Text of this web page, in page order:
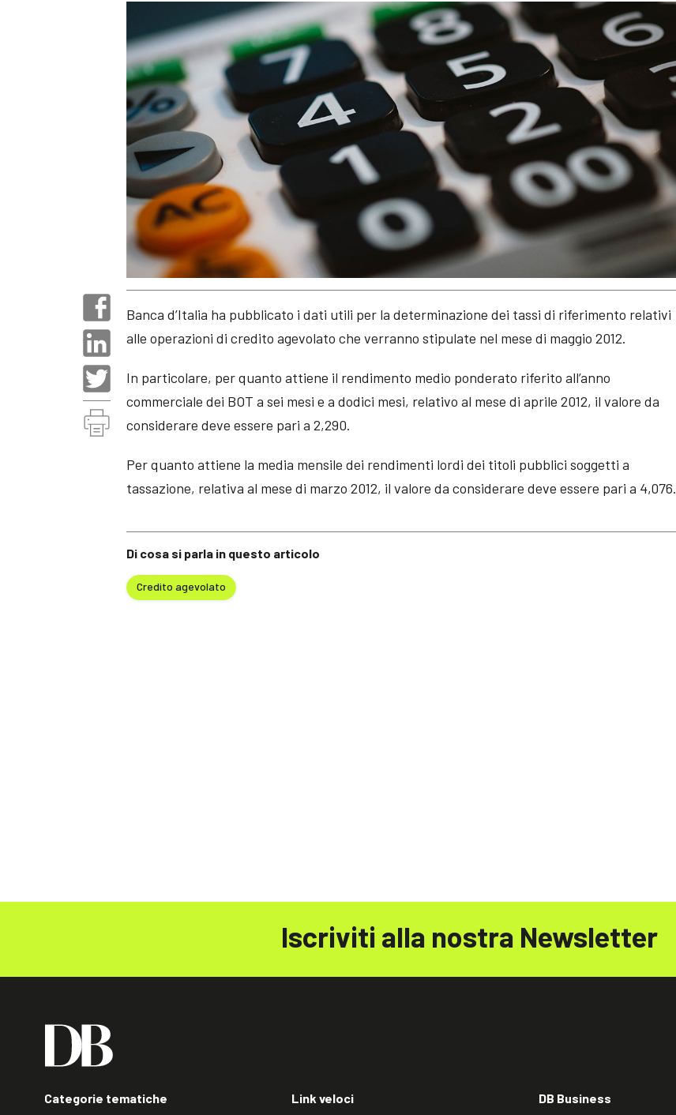
Di cosa si parla in questo articolo
Credito agevolato
Banca d’Italia ha pubblicato i dati utili per la determinazione dei tassi di riferimento relativi
alle operazioni di credito agevolato che verranno stipulate nel mese di maggio 2012.
In particolare, per quanto attiene il rendimento medio ponderato riferito all’anno
commerciale dei BOT a sei mesi e a dodici mesi, relativo al mese di aprile 2012, il valore da
considerare deve essere pari a 2,290.
Per quanto attiene la media mensile dei rendimenti lordi dei titoli pubblici soggetti a
tassazione, relativa al mese di marzo 2012, il valore da considerare deve essere pari a 4,076.
Iscriviti alla nostra Newsletter
Categorie tematiche Link veloci DB Business